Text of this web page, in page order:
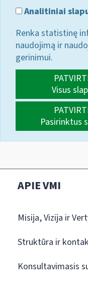
Analitiniai
Renka statistinę
naudojimą ir
gerinimui.
Visus
Pasirinktus
APIE VMI
Misija, Vizija ir
Struktūra ir
Konsultavimasis